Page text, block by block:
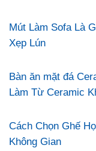
Mút Làm Sofa Là
Xẹp Lún
Bàn ăn mặt đá
Làm Từ Ceramic
Cách Chọn Ghế
Không Gian